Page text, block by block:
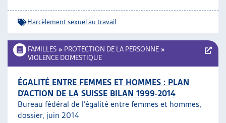
Harcèlement sexuel au travail
FAMILLES » PROTECTION DE LA PERSONNE »
VIOLENCE DOMESTIQUE
ÉGALITÉ ENTRE FEMMES ET HOMMES : PLAN
D’ACTION DE LA SUISSE BILAN 1999-2014
Bureau fédéral de l’égalité entre femmes et hommes,
dossier, juin 2014